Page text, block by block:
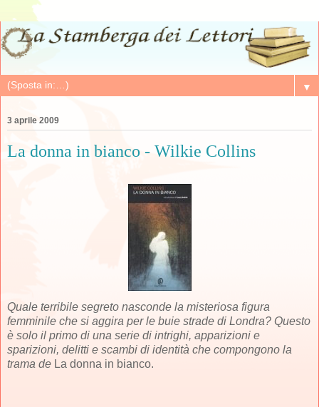
▼
3 aprile 2009
La donna in bianco - Wilkie Collins
Quale terribile segreto nasconde la misteriosa figura
femminile che si aggira per le buie strade di Londra? Questo
è solo il primo di una serie di intrighi, apparizioni e
sparizioni, delitti e scambi di identità che compongono la
trama de La donna in bianco.